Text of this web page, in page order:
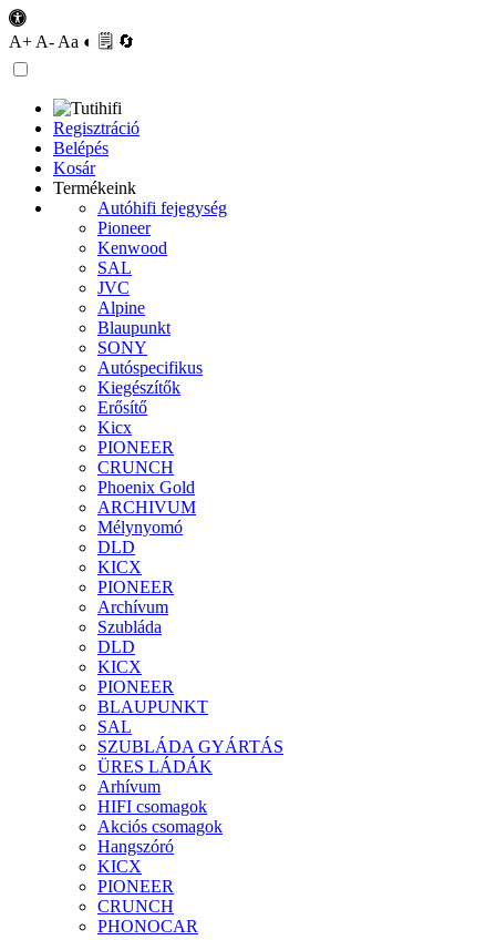
A+ A- Aa ◐ 🗒 🔄
Regisztráció
Belépés
Kosár
Termékeink
Autóhifi fejegység
Pioneer
Kenwood
SAL
JVC
Alpine
Blaupunkt
SONY
Autóspecifikus
Kiegészítők
Erősítő
Kicx
PIONEER
CRUNCH
Phoenix Gold
ARCHIVUM
Mélynyomó
DLD
KICX
PIONEER
Archívum
Szubláda
DLD
KICX
PIONEER
BLAUPUNKT
SAL
SZUBLÁDA GYÁRTÁS
ÜRES LÁDÁK
Arhívum
HIFI csomagok
Akciós csomagok
Hangszóró
KICX
PIONEER
CRUNCH
PHONOCAR